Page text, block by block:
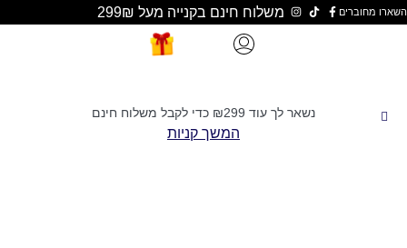
משלוח חינם בקנייה מעל 299₪
נשאר לך עוד ₪299 כדי לקבל משלוח חינם